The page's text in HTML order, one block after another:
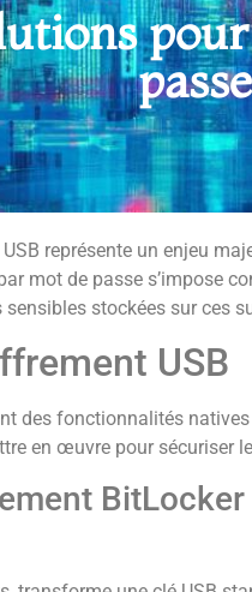
représente un enjeu
mot de passe s’impose
stockées sur ces
USB
des fonctionnalités
en œuvre pour sécuriser
BitLocker